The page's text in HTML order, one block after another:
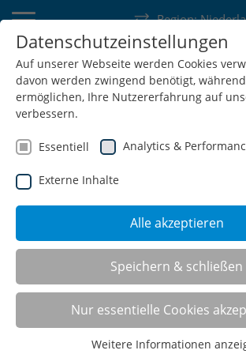
Region:
Deutschland Schweiz Österreich Belgien
Luxemburg Niederlande Wallonie
Multi-
Datenschutzeinstellungen
Auf unserer Webseite werden Cookies
davon werden zwingend benötigt,
ermöglichen, Ihre Nutzererfahrung auf
verbessern.
Essentiell Analytics &
Externe Inhalte
Alle akzeptieren
Speichern & schließen
Nur essentielle Cookies
Weitere Informationen